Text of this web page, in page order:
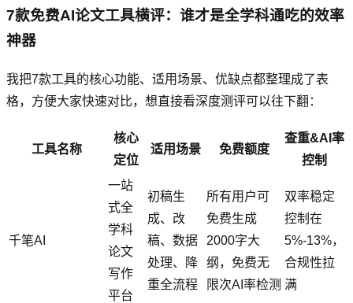
7款免费AI论文工具横评：谁才是全学科通吃的效率
神器
我把7款工具的核心功能、适用场景、优缺点都整理成了表
格，方便大家快速对比，想直接看深度测评可以往下翻：
工具名称
核心
定位
适用场景 免费额度
查重&AI率
控制
千笔AI
一站
式全
学科
论文
写作
平台
初稿生
成、改
稿、数据
处理、降
重全流程
所有用户可
免费生成
2000字大
纲，免费无
限次AI率检测
双率稳定
控制在
5%-13%，
合规性拉
满